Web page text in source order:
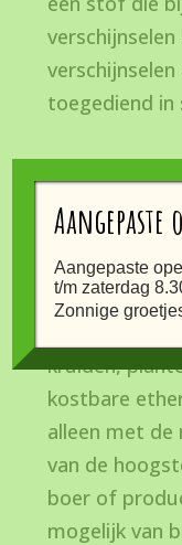
toegediend in
Aromatherapie
Met de
prachtig
etherische
kruiden,
kostbare
alleen met
van de
boer of
mogelijk van
Aangepaste
t/m zaterdag
Zonnige